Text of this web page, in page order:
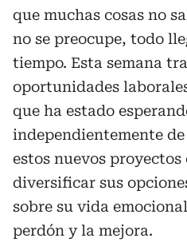
que muchas cosas no
no se preocupe, todo
tiempo. Esta semana
oportunidades
que ha estado
independientemente
estos nuevos proyectos
diversificar sus
sobre su vida
perdón y la mejora.